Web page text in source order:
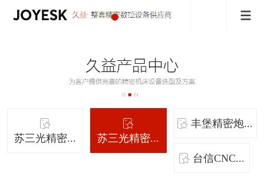
苏三光精密... 苏三光精密...
丰堡精密炮...
台信CNC...